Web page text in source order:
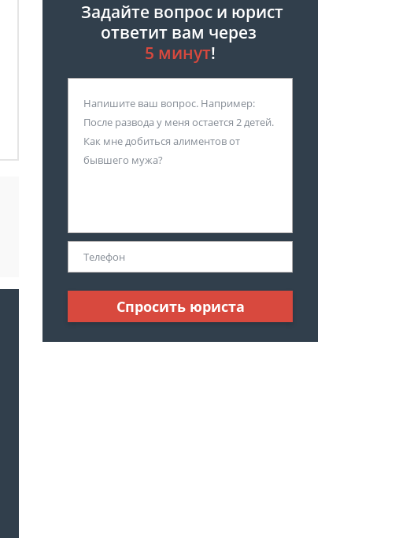
Задайте вопрос и юрист
ответит вам через
5 минут!
Спросить юриста